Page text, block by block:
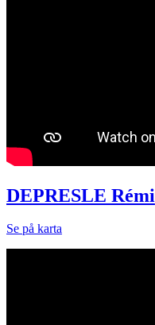
DEPRESLE Rémi
Se på karta